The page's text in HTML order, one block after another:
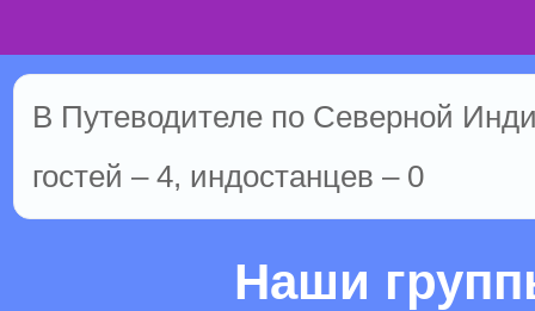
В Путеводителе по Северной
гостей – 4, индостанцев – 0
Наши